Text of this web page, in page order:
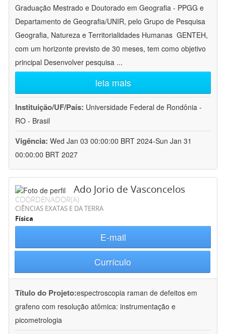
Graduação Mestrado e Doutorado em Geografia - PPGG e
Departamento de Geografia/UNIR, pelo Grupo de Pesquisa
Geografia, Natureza e Territorialidades Humanas  GENTEH,
com um horizonte previsto de 30 meses, tem como objetivo
principal Desenvolver pesquisa ...
leia mais
Instituição/UF/País: Universidade Federal de Rondônia -
RO - Brasil
Vigência: Wed Jan 03 00:00:00 BRT 2024-Sun Jan 31
00:00:00 BRT 2027
Ado Jorio de Vasconcelos
COORDENADOR(A)
CIÊNCIAS EXATAS E DA TERRA
Física
E-mail
Currículo
Título do Projeto:espectroscopia raman de defeitos em
grafeno com resolução atômica: instrumentação e
picometrologia